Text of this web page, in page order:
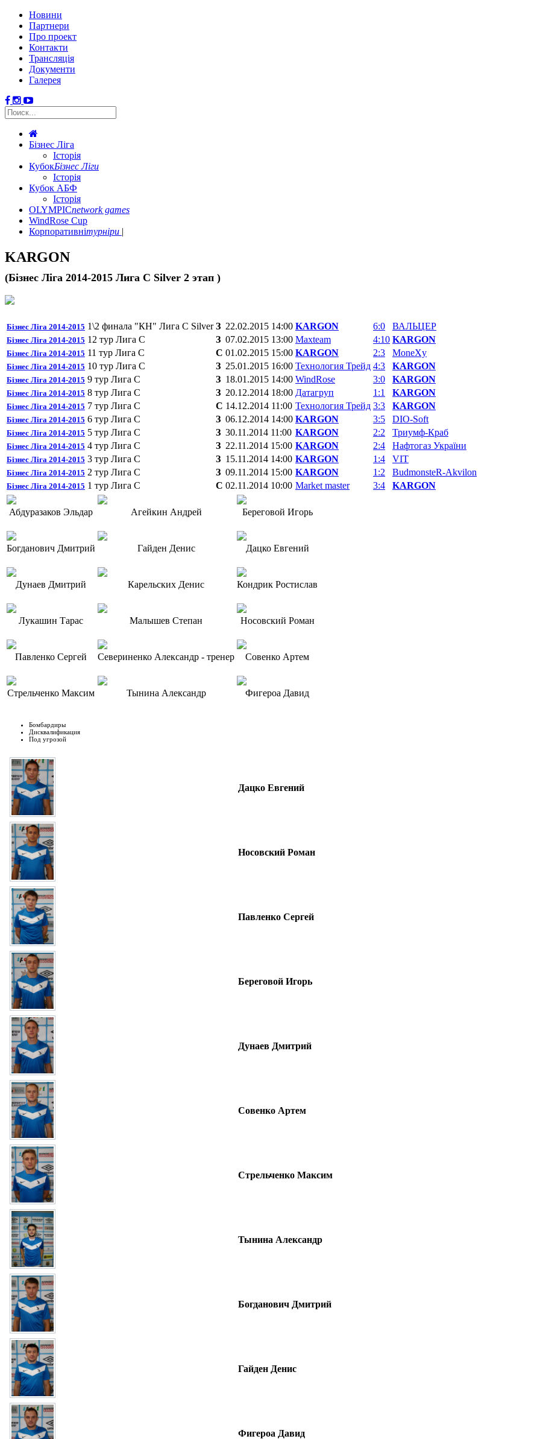
Новини
Партнери
Про проект
Контакти
Трансляція
Документи
Галерея
Бізнес Ліга
Історія
КубокБізнес Ліги
Історія
Кубок АБФ
Історія
OLYMPICnetwork games
WindRose Cup
Корпоративнітурніри
KARGON
(Бізнес Ліга 2014-2015 Лига C Silver 2 этап )
Бізнес Ліга 2014-2015 1\2 финала "КН" Лига С Silver З 22.02.2015 14:00 KARGON 6:0 ВАЛЬЦЕР
Бізнес Ліга 2014-2015 12 тур Лига С З 07.02.2015 13:00 Mаxteam 4:10 KARGON
Бізнес Ліга 2014-2015 11 тур Лига С C 01.02.2015 15:00 KARGON 2:3 MoneXy
Бізнес Ліга 2014-2015 10 тур Лига С З 25.01.2015 16:00 Технология Трейд 4:3 KARGON
Бізнес Ліга 2014-2015 9 тур Лига С З 18.01.2015 14:00 WindRose 3:0 KARGON
Бізнес Ліга 2014-2015 8 тур Лига С З 20.12.2014 18:00 Датагруп 1:1 KARGON
Бізнес Ліга 2014-2015 7 тур Лига С C 14.12.2014 11:00 Технология Трейд 3:3 KARGON
Бізнес Ліга 2014-2015 6 тур Лига С З 06.12.2014 14:00 KARGON 3:5 DIO-Soft
Бізнес Ліга 2014-2015 5 тур Лига С З 30.11.2014 11:00 KARGON 2:2 Триумф-Краб
Бізнес Ліга 2014-2015 4 тур Лига С З 22.11.2014 15:00 KARGON 2:4 Нафтогаз України
Бізнес Ліга 2014-2015 3 тур Лига С З 15.11.2014 14:00 KARGON 1:4 VIT
Бізнес Ліга 2014-2015 2 тур Лига С З 09.11.2014 15:00 KARGON 1:2 BudmonsteR-Akvilon
Бізнес Ліга 2014-2015 1 тур Лига C C 02.11.2014 10:00 Market master 3:4 KARGON
Абдуразаков Эльдар Агейкин Андрей Береговой Игорь
Богданович Дмитрий Гайден Денис Дацко Евгений
Дунаев Дмитрий Карельских Денис Кондрик Ростислав
Лукашин Тарас Малышев Степан Носовский Роман
Павленко Сергей Севериненко Александр - тренер Совенко Артем
Стрельченко Максим Тынина Александр Фигероа Давид
Бомбардиры
Дисквалификация
Под угрозой
Дацко Евгений
Носовский Роман
Павленко Сергей
Береговой Игорь
Дунаев Дмитрий
Совенко Артем
Стрельченко Максим
Тынина Александр
Богданович Дмитрий
Гайден Денис
Фигероа Давид